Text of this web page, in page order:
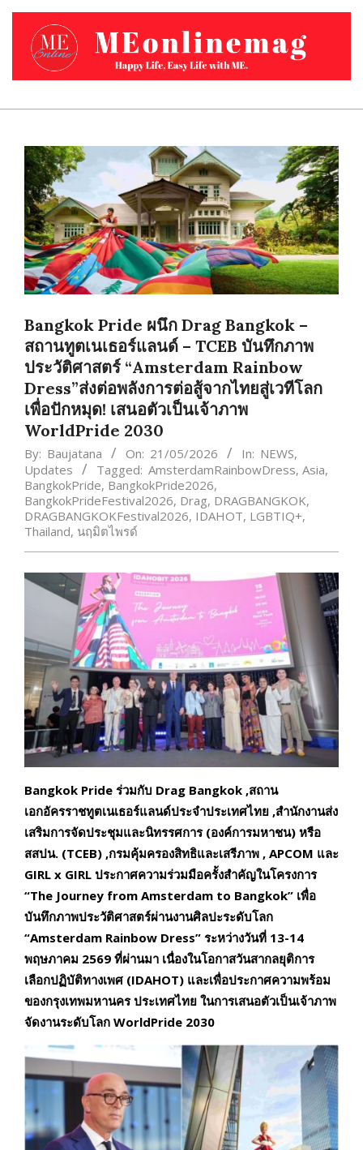
Skip
content
Primary
Menu
Bangkok Pride ผนึก Drag Bangkok –
สถานทูตเนเธอร์แลนด์ – TCEB บันทึกภาพ
ประวัติศาสตร์ “Amsterdam Rainbow
Dress”ส่งต่อพลังการต่อสู้จากไทยสู่เวทีโลก
เพื่อปักหมุด! เสนอตัวเป็นเจ้าภาพ
WorldPride 2030
By: Baujatana On: 21/05/2026 In: NEWS,
Updates
Tagged: AmsterdamRainbowDress, Asia,
BangkokPride, BangkokPride2026,
BangkokPrideFestival2026, Drag, DRAGBANGKOK,
DRAGBANGKOKFestival2026, IDAHOT, LGBTIQ+,
Thailand, นฤมิตไพรด์
Bangkok Pride ร่วมกับ Drag Bangkok ,สถาน
เอกอัครราชทูตเนเธอร์แลนด์ประจำประเทศไทย ,สำนักงานส่ง
เสริมการจัดประชุมและนิทรรศการ (องค์การมหาชน) หรือ
สสปน. (TCEB) ,กรมคุ้มครองสิทธิและเสรีภาพ , APCOM และ
GIRL x GIRL ประกาศความร่วมมือครั้งสำคัญในโครงการ
“The Journey from Amsterdam to Bangkok” เพื่อ
บันทึกภาพประวัติศาสตร์ผ่านงานศิลปะระดับโลก
“Amsterdam Rainbow Dress” ระหว่างวันที่ 13-14
พฤษภาคม 2569 ที่ผ่านมา เนื่องในโอกาสวันสากลยุติการ
เลือกปฏิบัติทางเพศ (IDAHOT) และเพื่อประกาศความพร้อม
ของกรุงเทพมหานคร ประเทศไทย ในการเสนอตัวเป็นเจ้าภาพ
จัดงานระดับโลก WorldPride 2030